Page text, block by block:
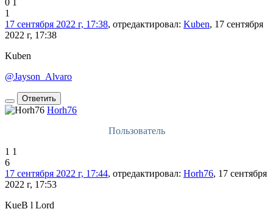
0 1
1
17 сентября 2022 г, 17:38, отредактировал: Kuben, 17 сентября
2022 г, 17:38
Kuben
@Jayson_Alvaro
Ответить
Horh76
Пользователь
1 1
6
17 сентября 2022 г, 17:44, отредактировал: Horh76, 17 сентября
2022 г, 17:53
KueB l Lord